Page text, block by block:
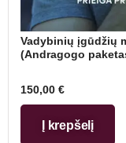
Vadybinių įgūdžių
(Andragogo
150,00 €
Į krepšelį